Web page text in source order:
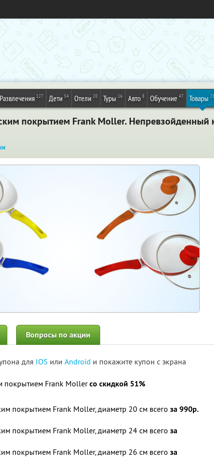
Развлечения 127 Дети 54 Отели 20 Туры 16 Авто 8 Обучение 47 Товары 28
покрытием Frank Moller.
Вопросы по акции
для IOS или Android и покажите купон с экрана
покрытием Frank Mollerсо скидкой 51%
покрытием Frank Moller, диаметр 20 см всего за 990р.
покрытием Frank Moller, диаметр 24 см всего за
покрытием Frank Moller, диаметр 26 см всего за